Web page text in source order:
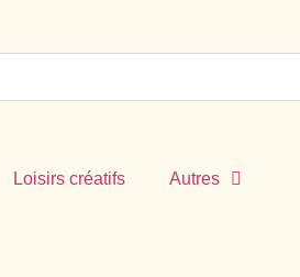
Loisirs créatifs Autres